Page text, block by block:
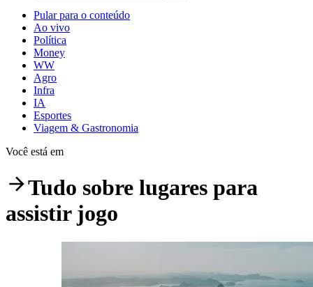
Pular para o conteúdo
Ao vivo
Política
Money
WW
Agro
Infra
IA
Esportes
Viagem & Gastronomia
Você está em
Tudo sobre lugares para
assistir jogo